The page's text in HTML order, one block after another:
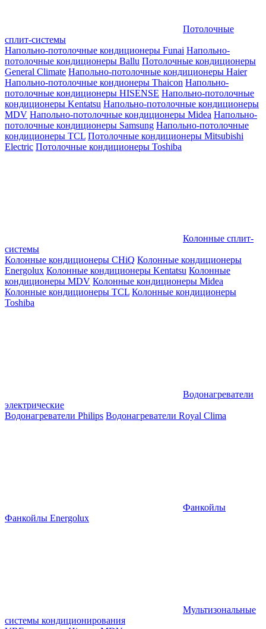
Потолочные
сплит-системы
Напольно-потолочные кондиционеры Funai Напольно-
потолочные кондиционеры Ballu Потолочные кондиционеры
General Climate Напольно-потолочные кондиционеры Haier
Напольно-потолочные кондионеры Thaicon Напольно-
потолочные кондиционеры HISENSE Напольно-потолочные
кондиционеры Kentatsu Напольно-потолочные кондиционеры
MDV Напольно-потолочные кондиционеры Midea Напольно-
потолочные кондиционеры Samsung Напольно-потолочные
кондиционеры TCL Потолочные кондиционеры Mitsubishi
Electric Потолочные кондиционеры Toshiba
Колонные сплит-
системы
Колонные кондиционеры CHiQ Колонные кондиционеры
Energolux Колонные кондиционеры Kentatsu Колонные
кондиционеры MDV Колонные кондиционеры Midea
Колонные кондиционеры TCL Колонные кондиционеры
Toshiba
Водонагреватели
электрические
Водонагреватели Philips Водонагреватели Royal Clima
Фанкойлы
Фанкойлы Energolux
Мультизональные
системы кондиционирования